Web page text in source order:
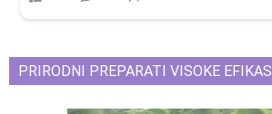
PRIRODNI PREPARATI VISOKE